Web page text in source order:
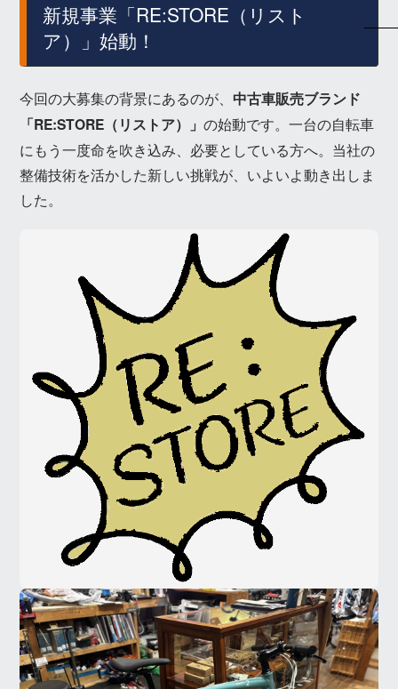
新規事業「RE:STORE（リスト
ア）」始動！
今回の大募集の背景にあるのが、 中古車販売ブランド
「RE:STORE（リストア）」の始動です。一台の自転車
にもう一度命を吹き込み、必要としている方へ。当社の
整備技術を活かした新しい挑戦が、いよいよ動き出しま
した。